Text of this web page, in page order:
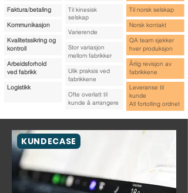
Faktura/betaling
Kommunikasjon
Kvalitetssikring og
kontroll
Arbeidsforhold
ved fabrikk
Logistikk
Til kinesisk
selskap
Varierende
Stor variasjon
mellom fabrikker​
Ulik praksis ved
fabrikkene​​
Ofte overlatt til
kunde å arrangere
Til norsk selskap
Norsk kontakt
QA team sjekker
hver produksjon
Årlig revisjon av
fabrikkene
Leveranse til
kunde
All fortolling ordnet
KUNDECASE